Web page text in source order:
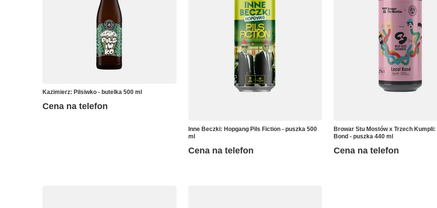
Kazimierz: Pilsiwko - butelka 500 ml
Cena na telefon
Inne Beczki: Hopgang Pils Fiction - puszka 500
ml
Cena na telefon
Browar Stu Mostów x Trzech Kumpli:
Bond - puszka 440 ml
Cena na telefon